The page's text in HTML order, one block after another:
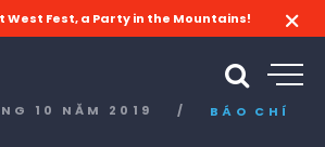
West Fest, a Party in the Mountains!
10 NĂM 2019 / BÁO CHÍ